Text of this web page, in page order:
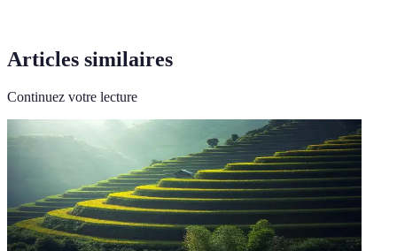
Articles similaires
Continuez votre lecture